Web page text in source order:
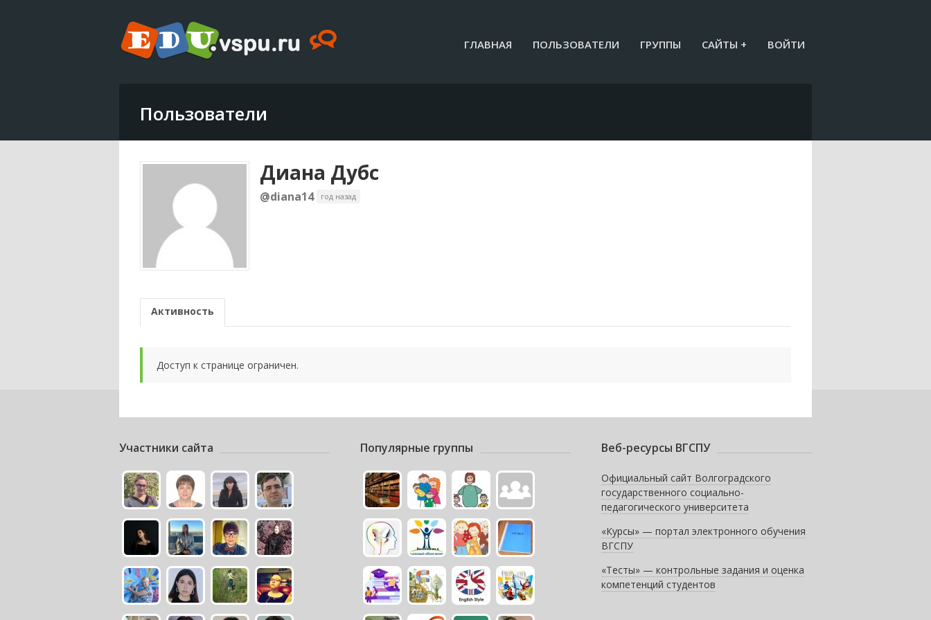
ГЛАВНАЯ ПОЛЬЗОВАТЕЛИ ГРУППЫ САЙТЫ + ВОЙТИ
Пользователи
Диана Дубс
@diana14 год назад
Активность
Доступ к странице ограничен.
Участники сайта Популярные группы Веб-ресурсы ВГСПУ
Официальный сайт Волгоградского
государственного социально-
педагогического университета
«Курсы» — портал электронного обучения
ВГСПУ
«Тесты» — контрольные задания и оценка
компетенций студентов